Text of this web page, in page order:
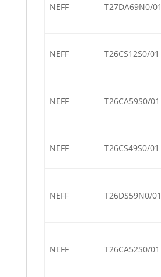
NEFF T27DA69N0/01
NEFF T26CS12S0/01
NEFF T26CA59S0/01
NEFF T26CS49S0/01
NEFF T26DS59N0/01
NEFF T26CA52S0/01